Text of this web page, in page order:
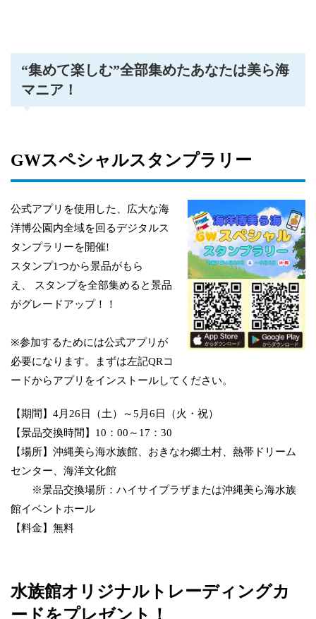
“集めて楽しむ”全部集めたあなたは美ら海
マニア！
GWスペシャルスタンプラリー
公式アプリを使用した、広大な海
洋博公園内全域を回るデジタルス
タンプラリーを開催!
スタンプ1つから景品がもら
え、 スタンプを全部集めると景品
がグレードアップ！！
※参加するためには公式アプリが
必要になります。まずは左記QRコ
ードからアプリをインストールしてください。
【期間】4月26日（土）～5月6日（火・祝）
【景品交換時間】10：00～17：30
【場所】沖縄美ら海水族館、おきなわ郷土村、熱帯ドリーム
センター、海洋文化館
※景品交換場所：ハイサイプラザまたは沖縄美ら海水族
館イベントホール
【料金】無料
水族館オリジナルトレーディングカ
ードをプレゼント！